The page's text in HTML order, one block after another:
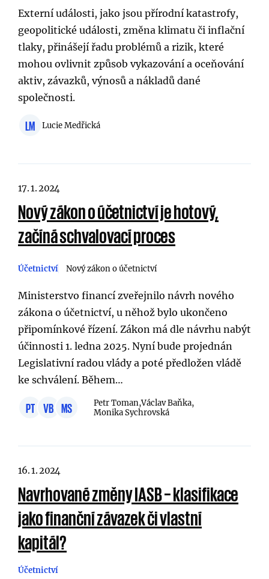
Externí události, jako jsou přírodní katastrofy,
geopolitické události, změna klimatu či inflační
tlaky, přinášejí řadu problémů a rizik, které
mohou ovlivnit způsob vykazování a oceňování
aktiv, závazků, výnosů a nákladů dané
společnosti.
LM Lucie Medřická
17. 1. 2024
Nový zákon o účetnictví je hotový,
začíná schvalovací proces
Účetnictví Nový zákon o účetnictví
Ministerstvo financí zveřejnilo návrh nového
zákona o účetnictví, u něhož bylo ukončeno
připomínkové řízení. Zákon má dle návrhu nabýt
účinnosti 1. ledna 2025. Nyní bude projednán
Legislativní radou vlády a poté předložen vládě
ke schválení. Během…
PT VB MS Petr Toman,Václav Baňka,
Monika Sychrovská
16. 1. 2024
Navrhované změny IASB – klasifikace
jako finanční závazek či vlastní
kapitál?
Účetnictví